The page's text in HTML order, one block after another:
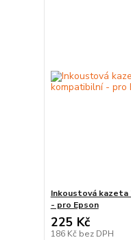
Inkoustová kazeta
- pro Epson
225 Kč
186 Kč bez DPH